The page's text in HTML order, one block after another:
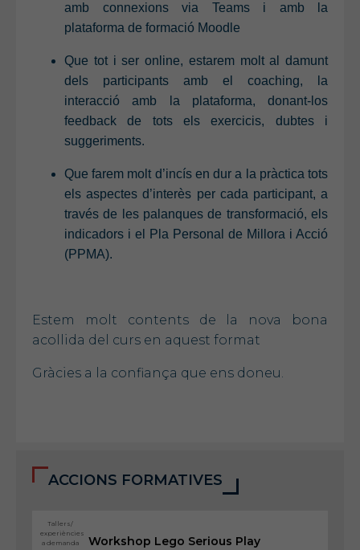
amb connexions via Teams i amb la
plataforma de formació Moodle
Que tot i ser online, estarem molt al damunt
dels participants amb el coaching, la
interacció amb la plataforma, donant-los
feedback de tots els exercicis, dubtes i
suggeriments.
Que farem molt d’incís en dur a la pràctica tots
els aspectes d’interès per cada participant, a
través de les palanques de transformació, els
indicadors i el Pla Personal de Millora i Acció
(PPMA).
Estem molt contents de la nova bona
acollida del curs en aquest format
Gràcies a la confiança que ens doneu.
ACCIONS FORMATIVES
Tallers/
experiències
a demanda
Workshop Lego Serious Play